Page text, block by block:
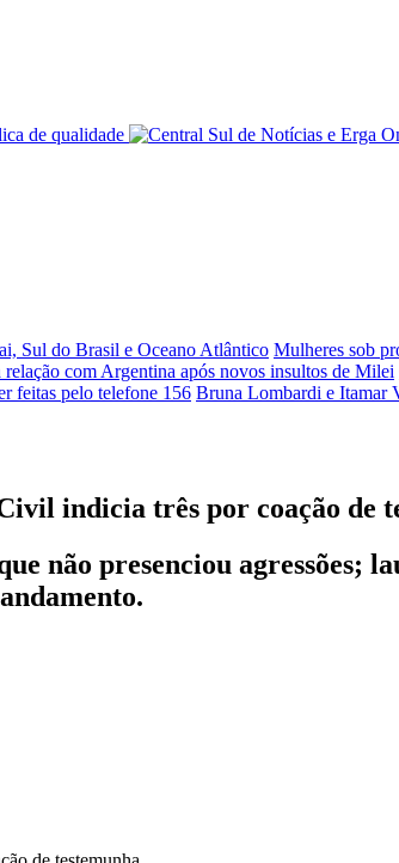
Sul do Brasil e Oceano Atlântico Mulheres sob
com Argentina após novos insultos de Milei
feitas pelo telefone 156 Bruna Lombardi e Itamar
indicia três por coação de
não presenciou agressões;